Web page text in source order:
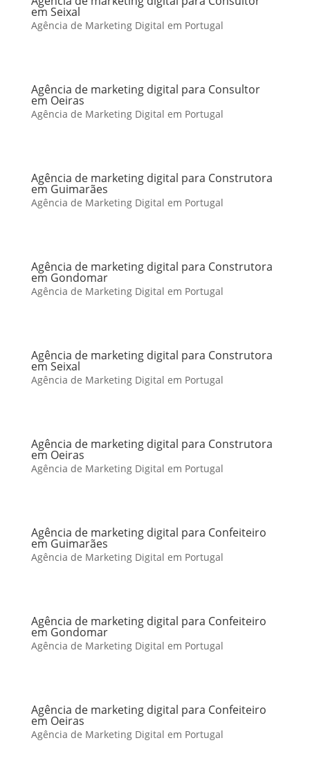
em Seixal
Agência de Marketing Digital em Portugal
Agência de marketing digital para Consultor
em Oeiras
Agência de Marketing Digital em Portugal
Agência de marketing digital para Construtora
em Guimarães
Agência de Marketing Digital em Portugal
Agência de marketing digital para Construtora
em Gondomar
Agência de Marketing Digital em Portugal
Agência de marketing digital para Construtora
em Seixal
Agência de Marketing Digital em Portugal
Agência de marketing digital para Construtora
em Oeiras
Agência de Marketing Digital em Portugal
Agência de marketing digital para Confeiteiro
em Guimarães
Agência de Marketing Digital em Portugal
Agência de marketing digital para Confeiteiro
em Gondomar
Agência de Marketing Digital em Portugal
Agência de marketing digital para Confeiteiro
em Oeiras
Agência de Marketing Digital em Portugal